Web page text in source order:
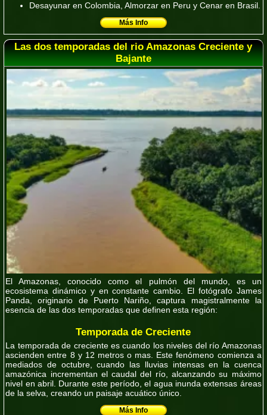
Desayunar enColombia, Almorzar en Peru y Cenar en Brasil.
Más Info
Las dos temporadas del rio Amazonas Creciente y
Bajante
El Amazonas, conocido como el pulmón del mundo, es un
ecosistema dinámico y en constante cambio. El fotógrafo James
Panda, originario de Puerto Nariño, captura magistralmente la
esencia de las dos temporadas que definen esta región:
Temporada de Creciente
La temporada de creciente es cuando los niveles del río Amazonas
ascienden entre 8 y 12 metros o mas. Este fenómeno comienza a
mediados de octubre, cuando las lluvias intensas en la cuenca
amazónica incrementan el caudal del río, alcanzando su máximo
nivel en abril. Durante este período, el agua inunda extensas áreas
de la selva, creando un paisaje acuático único.
Más Info